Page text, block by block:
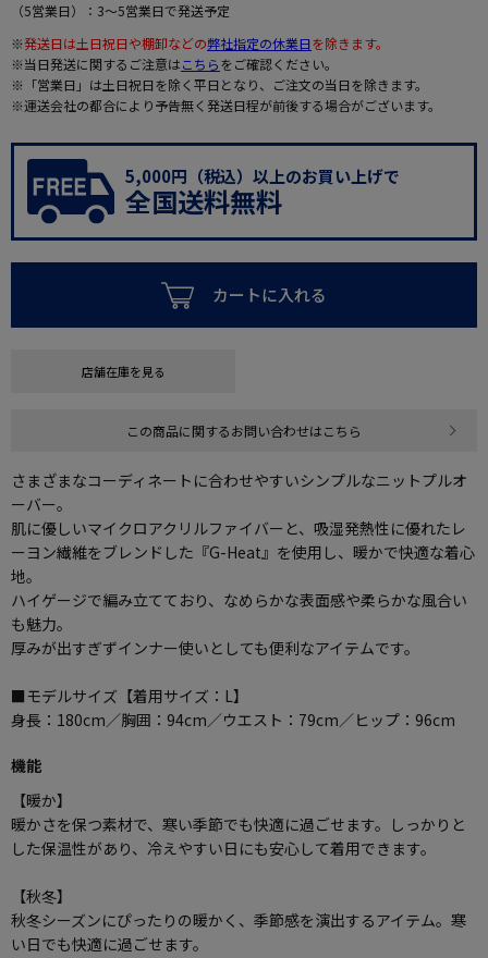
（5営業日）：3～5営業日で発送予定
※発送日は土日祝日や棚卸などの弊社指定の休業日を除きます。
※当日発送に関するご注意はこちらをご確認ください。
※「営業日」は土日祝日を除く平日となり、ご注文の当日を除きます。
※運送会社の都合により予告無く発送日程が前後する場合がございます。
5,000円（税込）以上のお買い上げで
全国送料無料
カートに入れる
店舗在庫を見る
この商品に関するお問い合わせはこちら
さまざまなコーディネートに合わせやすいシンプルなニットプルオ
ーバー。
肌に優しいマイクロアクリルファイバーと、吸湿発熱性に優れたレ
ーヨン繊維をブレンドした『G-Heat』を使用し、暖かで快適な着心
地。
ハイゲージで編み立てており、なめらかな表面感や柔らかな風合い
も魅力。
厚みが出すぎずインナー使いとしても便利なアイテムです。
■モデルサイズ【着用サイズ：L】
身長：180cm／胸囲：94cm／ウエスト：79cm／ヒップ：96cm
機能
【暖か】
暖かさを保つ素材で、寒い季節でも快適に過ごせます。しっかりと
した保温性があり、冷えやすい日にも安心して着用できます。
【秋冬】
秋冬シーズンにぴったりの暖かく、季節感を演出するアイテム。寒
い日でも快適に過ごせます。